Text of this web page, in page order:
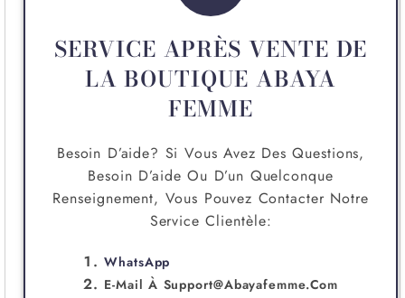
SERVICE APRÈS VENTE DE
LA BOUTIQUE ABAYA
FEMME
Besoin D’aide? Si Vous Avez Des Questions,
Besoin D’aide Ou D’un Quelconque
Renseignement, Vous Pouvez Contacter Notre
Service Clientèle:
WhatsApp
E-Mail À Support@abayafemme.com